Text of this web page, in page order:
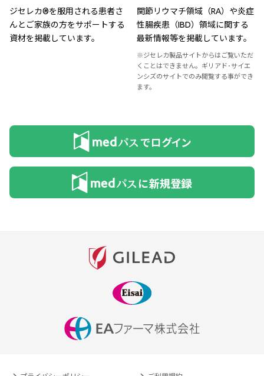
ジセレカ®を服用される患者さ
んとご家族の方をサポートする
資材を掲載しています。
関節リウマチ領域（RA）や炎症
性腸疾患（IBD）領域に関する
最新情報等を掲載しています。
※ジセレカ製品サイトからはご覧いただ
くことはできません。ギリアド･サイエ
ンシズのサイトでのみ閲覧する事ができ
ます。